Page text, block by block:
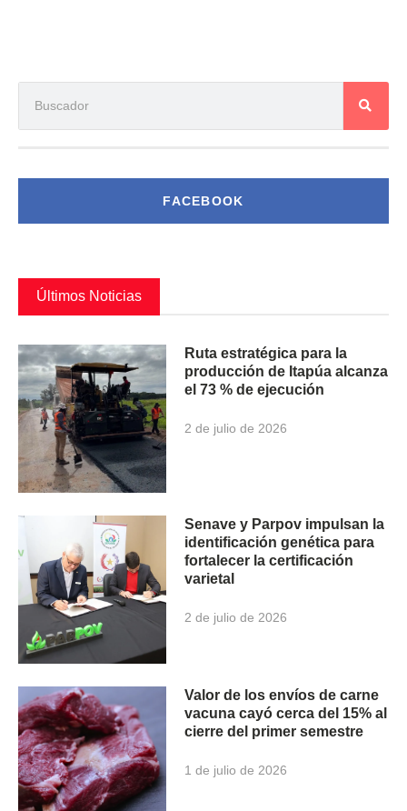
FACEBOOK
Últimos Noticias
Ruta estratégica para la
producción de Itapúa alcanza
el 73 % de ejecución
2 de julio de 2026
Senave y Parpov impulsan la
identificación genética para
fortalecer la certificación
varietal
2 de julio de 2026
Valor de los envíos de carne
vacuna cayó cerca del 15% al
cierre del primer semestre
1 de julio de 2026